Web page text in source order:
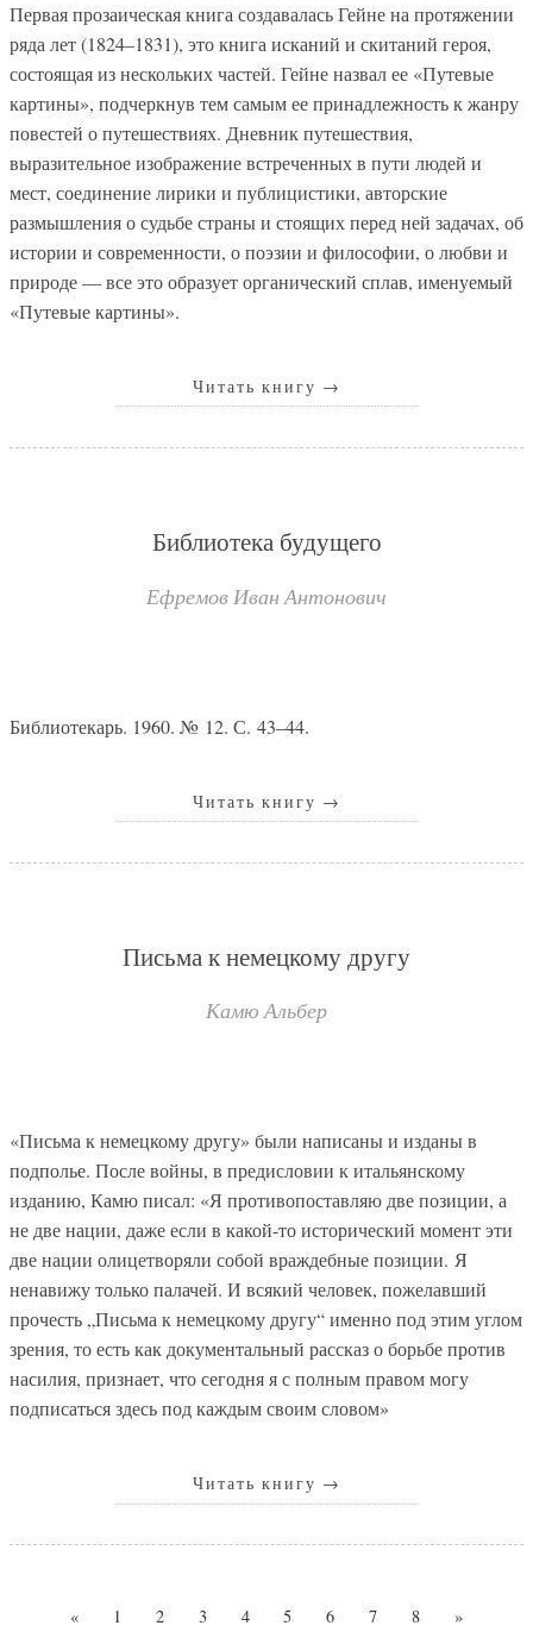
Первая прозаическая книга создавалась Гейне на протяжении
ряда лет (1824–1831), это книга исканий и скитаний героя,
состоящая из нескольких частей. Гейне назвал ее «Путевые
картины», подчеркнув тем самым ее принадлежность к жанру
повестей о путешествиях. Дневник путешествия,
выразительное изображение встреченных в пути людей и
мест, соединение лирики и публицистики, авторские
размышления о судьбе страны и стоящих перед ней задачах, об
истории и современности, о поэзии и философии, о любви и
природе — все это образует органический сплав, именуемый
«Путевые картины».
Читать книгу →
Библиотека будущего
Ефремов Иван Антонович
Библиотекарь. 1960. № 12. С. 43–44.
Читать книгу →
Письма к немецкому другу
Камю Альбер
«Письма к немецкому другу» были написаны и изданы в
подполье. После войны, в предисловии к итальянскому
изданию, Камю писал: «Я противопоставляю две позиции, а
не две нации, даже если в какой-то исторический момент эти
две нации олицетворяли собой враждебные позиции. Я
ненавижу только палачей. И всякий человек, пожелавший
прочесть „Письма к немецкому другу“ именно под этим углом
зрения, то есть как документальный рассказ о борьбе против
насилия, признает, что сегодня я с полным правом могу
подписаться здесь под каждым своим словом»
Читать книгу →
« 1 2 3 4 5 6 7 8 »